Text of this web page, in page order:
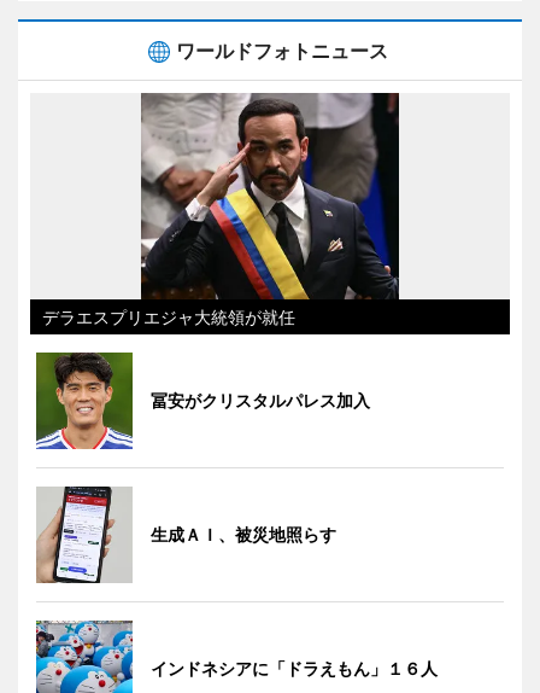
ワールドフォトニュース
デラエスプリエジャ大統領が就任
冨安がクリスタルパレス加入
生成ＡＩ、被災地照らす
インドネシアに「ドラえもん」１６人